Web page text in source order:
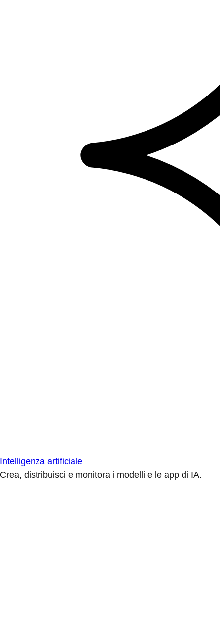
Intelligenza artificiale
Crea, distribuisci e monitora i modelli e le app di IA.